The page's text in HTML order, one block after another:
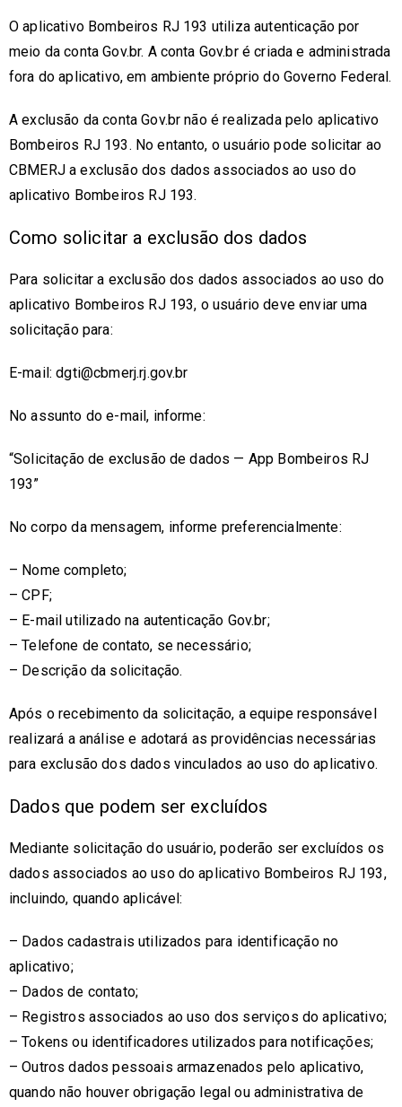
O aplicativo Bombeiros RJ 193 utiliza autenticação por
meio da conta Gov.br. A conta Gov.br é criada e administrada
fora do aplicativo, em ambiente próprio do Governo Federal.
A exclusão da conta Gov.br não é realizada pelo aplicativo
Bombeiros RJ 193. No entanto, o usuário pode solicitar ao
CBMERJ a exclusão dos dados associados ao uso do
aplicativo Bombeiros RJ 193.
Como solicitar a exclusão dos dados
Para solicitar a exclusão dos dados associados ao uso do
aplicativo Bombeiros RJ 193, o usuário deve enviar uma
solicitação para:
E-mail: dgti@cbmerj.rj.gov.br
No assunto do e-mail, informe:
“Solicitação de exclusão de dados — App Bombeiros RJ
193”
No corpo da mensagem, informe preferencialmente:
– Nome completo;
– CPF;
– E-mail utilizado na autenticação Gov.br;
– Telefone de contato, se necessário;
– Descrição da solicitação.
Após o recebimento da solicitação, a equipe responsável
realizará a análise e adotará as providências necessárias
para exclusão dos dados vinculados ao uso do aplicativo.
Dados que podem ser excluídos
Mediante solicitação do usuário, poderão ser excluídos os
dados associados ao uso do aplicativo Bombeiros RJ 193,
incluindo, quando aplicável:
– Dados cadastrais utilizados para identificação no
aplicativo;
– Dados de contato;
– Registros associados ao uso dos serviços do aplicativo;
– Tokens ou identificadores utilizados para notificações;
– Outros dados pessoais armazenados pelo aplicativo,
quando não houver obrigação legal ou administrativa de